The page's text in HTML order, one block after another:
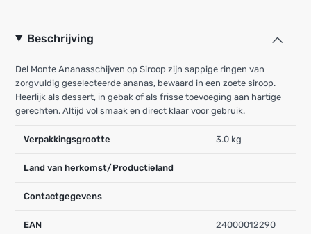
Beschrijving
Del Monte Ananasschijven op Siroop zijn sappige ringen van
zorgvuldig geselecteerde ananas, bewaard in een zoete siroop.
Heerlijk als dessert, in gebak of als frisse toevoeging aan hartige
gerechten. Altijd vol smaak en direct klaar voor gebruik.
Verpakkingsgrootte 3.0 kg
Land van herkomst/Productieland
Contactgegevens
EAN 24000012290